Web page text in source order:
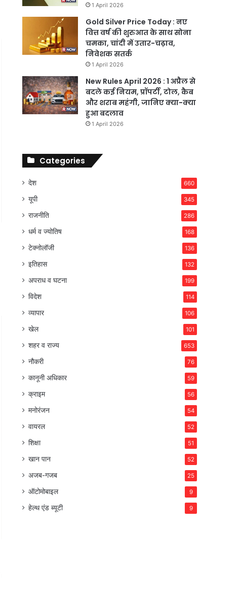
1 April 2026
Gold Silver Price Today : नए
वित्त वर्ष की शुरुआत के साथ सोना
चमका, चांदी में उतार-चढ़ाव,
निवेशक सतर्क
1 April 2026
New Rules April 2026 : 1 अप्रैल से
बदले कई नियम, प्रॉपर्टी, टोल, कैब
और शराब महंगी, जानिए क्या-क्या
हुआ बदलाव
1 April 2026
Categories
देश 660
यूपी 345
राजनीति 286
धर्म व ज्योतिष 168
टेक्नोलॉजी 136
इतिहास 132
अपराध व घटना 199
विदेश 114
व्यापार 106
खेल 101
शहर व राज्य 653
नौकरी 76
कानूनी अधिकार 59
क्राइम 56
मनोरंजन 54
वायरल 52
शिक्षा 51
खान पान 52
अजब-गजब 25
ऑटोमोबाइल 9
हेल्थ एंड ब्यूटी 9